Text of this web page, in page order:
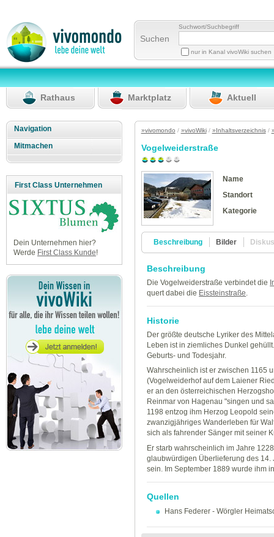
Suchen
Suchwort/Suchbegriff
nur in Kanal vivoWiki suchen
Rathaus Marktplatz Aktuell
Navigation
Mitmachen
First Class Unternehmen
Dein Unternehmen hier?
Werde First Class Kunde!
»vivomondo / »vivoWiki/ »Inhaltsverzeichnis/
Vogelweiderstraße
Name
Standort
Kategorie
Beschreibung Bilder
Beschreibung
Die Vogelweiderstraße verbindet die
quert dabei die Eissteinstraße
Historie
Der größte deutsche Lyriker des
Leben ist in ziemliches Dunkel
Geburts- und Todesjahr.
Wahrscheinlich ist er zwischen 1165
(Vogelweiderhof auf dem Laiener
er an den österreichischen
Reinmar von Hagenau "singen und
1198 entzog ihm Herzog Leopold
zwanzigjähriges Wanderleben für
sich als fahrender Sänger mit seiner
Er starb wahrscheinlich im Jahre
glaubwürdigen Überlieferung des
sein. Im September 1889 wurde ihm
Quellen
Hans Federer -Wörgler